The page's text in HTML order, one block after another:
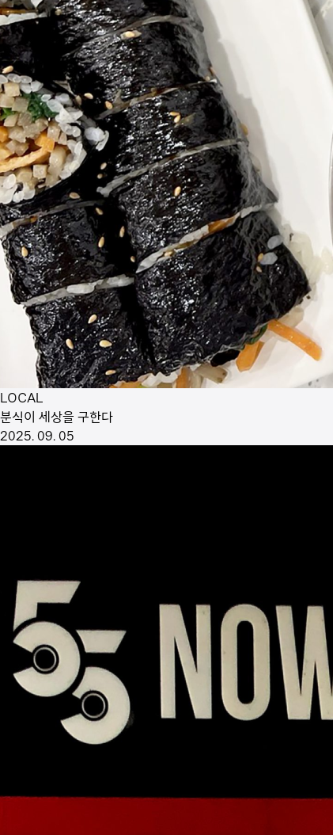
LOCAL
분식이 세상을 구한다
2025. 09. 05